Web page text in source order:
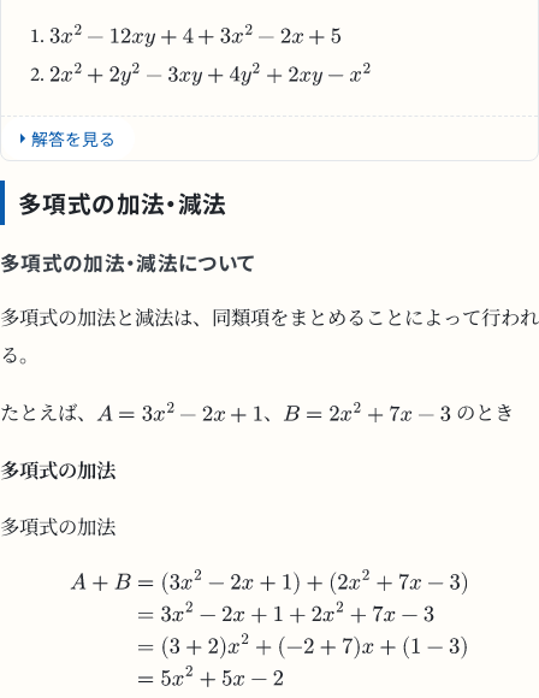
解答を見る
多項式の加法・減法
多項式の加法・減法について
多項式の加法と減法は、同類項をまとめることによって行われ
る。
たとえば、 、 のとき
多項式の加法
多項式の加法